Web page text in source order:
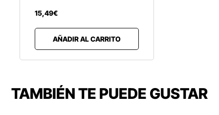
15,49€
AÑADIR AL CARRITO
TAMBIÉN TE PUEDE GUSTAR